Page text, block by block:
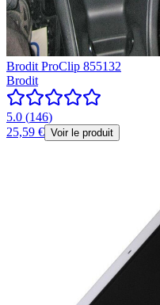
Brodit ProClip 855132
Brodit
5.0 (146)
25,59 € Voir le produit